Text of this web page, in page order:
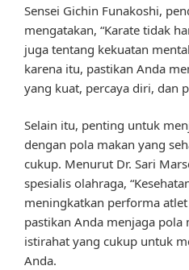
Sensei Gichin Funakoshi,
mengatakan, “Karate tidak
juga tentang kekuatan
karena itu, pastikan Anda
yang kuat, percaya diri, dan
Selain itu, penting untuk
dengan pola makan yang
cukup. Menurut Dr. Sari
spesialis olahraga,
meningkatkan performa
pastikan Anda menjaga pola
istirahat yang cukup untuk
Anda.